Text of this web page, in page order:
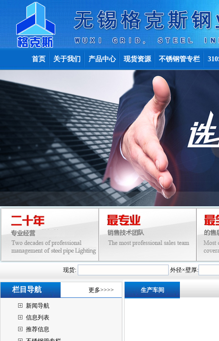
首页 关于我们 产品中心 现货资源 不锈钢管专栏
现货: 外径×壁厚:
栏目导航 更多>>>>
新闻导航
信息列表
推荐信息
生产车间